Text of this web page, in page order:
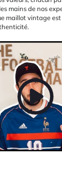
mains de nos
maillot vintage